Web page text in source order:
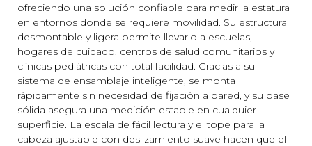
ofreciendo una solución confiable para medir la estatura
en entornos donde se requiere movilidad. Su estructura
desmontable y ligera permite llevarlo a escuelas,
hogares de cuidado, centros de salud comunitarios y
clínicas pediátricas con total facilidad. Gracias a su
sistema de ensamblaje inteligente, se monta
rápidamente sin necesidad de fijación a pared, y su base
sólida asegura una medición estable en cualquier
superficie. La escala de fácil lectura y el tope para la
cabeza ajustable con deslizamiento suave hacen que el